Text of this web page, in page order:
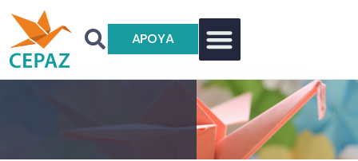
APOYA